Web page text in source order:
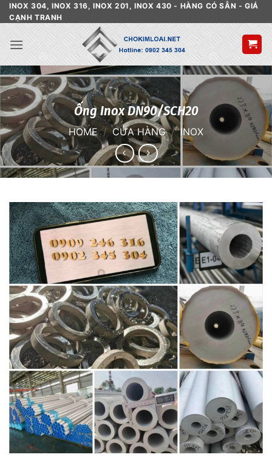
Skip
to
content
INOX 304, INOX 316, INOX 201, INOX 430 - HÀNG CÓ SẴN - GIÁ
CẠNH TRANH
Ống Inox DN90/SCH20
HOME / CỬA HÀNG / INOX